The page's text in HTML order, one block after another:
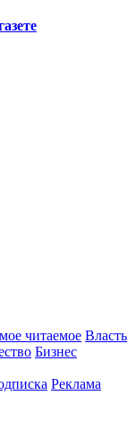
читаемое Власть
Бизнес
Реклама